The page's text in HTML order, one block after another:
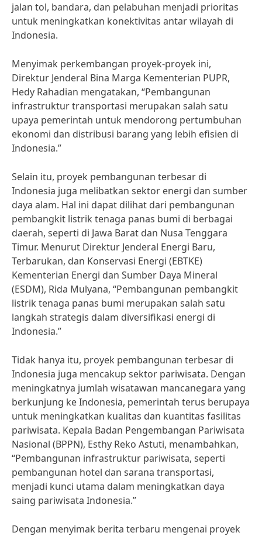
jalan tol, bandara, dan pelabuhan menjadi prioritas
untuk meningkatkan konektivitas antar wilayah di
Indonesia.
Menyimak perkembangan proyek-proyek ini,
Direktur Jenderal Bina Marga Kementerian PUPR,
Hedy Rahadian mengatakan, “Pembangunan
infrastruktur transportasi merupakan salah satu
upaya pemerintah untuk mendorong pertumbuhan
ekonomi dan distribusi barang yang lebih efisien di
Indonesia.”
Selain itu, proyek pembangunan terbesar di
Indonesia juga melibatkan sektor energi dan sumber
daya alam. Hal ini dapat dilihat dari pembangunan
pembangkit listrik tenaga panas bumi di berbagai
daerah, seperti di Jawa Barat dan Nusa Tenggara
Timur. Menurut Direktur Jenderal Energi Baru,
Terbarukan, dan Konservasi Energi (EBTKE)
Kementerian Energi dan Sumber Daya Mineral
(ESDM), Rida Mulyana, “Pembangunan pembangkit
listrik tenaga panas bumi merupakan salah satu
langkah strategis dalam diversifikasi energi di
Indonesia.”
Tidak hanya itu, proyek pembangunan terbesar di
Indonesia juga mencakup sektor pariwisata. Dengan
meningkatnya jumlah wisatawan mancanegara yang
berkunjung ke Indonesia, pemerintah terus berupaya
untuk meningkatkan kualitas dan kuantitas fasilitas
pariwisata. Kepala Badan Pengembangan Pariwisata
Nasional (BPPN), Esthy Reko Astuti, menambahkan,
“Pembangunan infrastruktur pariwisata, seperti
pembangunan hotel dan sarana transportasi,
menjadi kunci utama dalam meningkatkan daya
saing pariwisata Indonesia.”
Dengan menyimak berita terbaru mengenai proyek